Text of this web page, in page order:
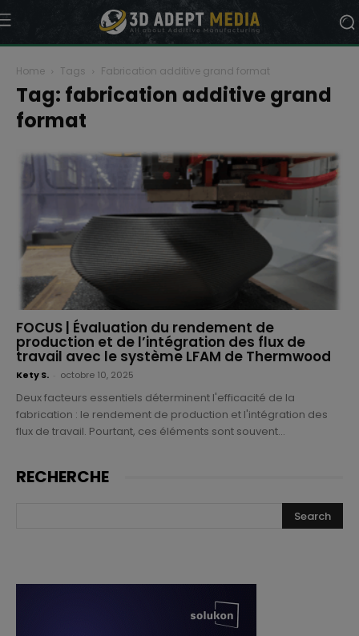
Home Tags Fabrication additive grand format
Tag: fabrication additive grand
format
FOCUS | Évaluation du rendement de
production et de l’intégration des flux de
travail avec le système LFAM de Thermwood
Kety S. octobre 10, 2025
Deux facteurs essentiels déterminent l'efficacité de la
fabrication : le rendement de production et l'intégration des
flux de travail. Pourtant, ces éléments sont souvent...
RECHERCHE